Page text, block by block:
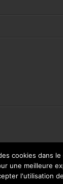
Blog | CNIL N°
cookies dans
une meilleure
l'utilisation